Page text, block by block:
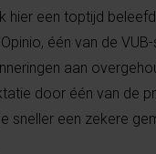
hier een toptijd
één van de
aan
door één van de
sneller een zekere